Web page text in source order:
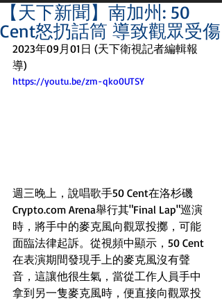
【天下新聞】南加州: 50
Cent怒扔話筒 導致觀眾受傷
2023年09月01日 (天下衛視記者編輯報
導)
https://youtu.be/zm-qko0UTSY
週三晚上，說唱歌手50 Cent在洛杉磯
Crypto.com Arena舉行其"Final Lap"巡演
時，將手中的麥克風向觀眾投擲，可能
面臨法律起訴。從視頻中顯示，50 Cent
在表演期間發現手上的麥克風沒有聲
音，這讓他很生氣，當從工作人員手中
拿到另一隻麥克風時，便直接向觀眾投